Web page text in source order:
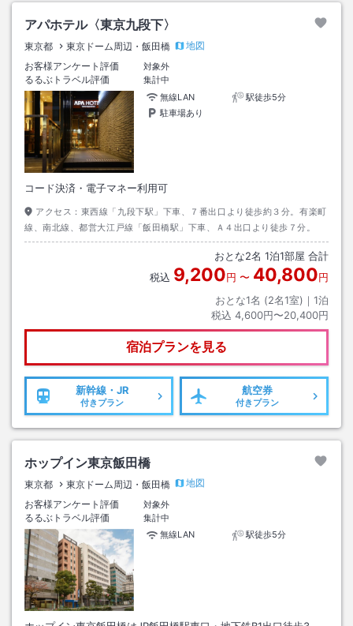
アパホテル〈東京九段下〉
東京都 東京ドーム周辺・飯田橋
地図
お客様アンケート評価
対象外
るるぶトラベル評価
集計中
無線LAN
駅徒歩5分
駐車場あり
コード決済・電子マネー利用可
アクセス： 東西線「九段下駅」下車、７番出口より徒歩約３分。有楽町
線、南北線、都営大江戸線「飯田橋駅」下車、Ａ４出口より徒歩７分。
おとな2名 1泊1部屋 合計
税込 9,200円 〜 40,800円
おとな1名 (2名1室)｜ 1泊
税込 4,600円〜20,400円
宿泊プランを見る
新幹線・JR
付きプラン
航空券
付きプラン
ホップイン東京飯田橋
東京都 東京ドーム周辺・飯田橋
地図
お客様アンケート評価
対象外
るるぶトラベル評価
集計中
無線LAN
駅徒歩5分